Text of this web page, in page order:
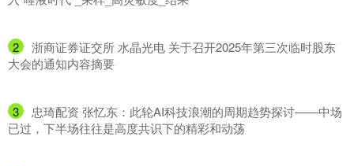
2
​浙商证券证交所 水晶光电 关于召开2025年第三次临时股东
大会的通知内容摘要
3
​忠琦配资 张忆东：此轮AI科技浪潮的周期趋势探讨——中场
已过，下半场往往是高度共识下的精彩和动荡